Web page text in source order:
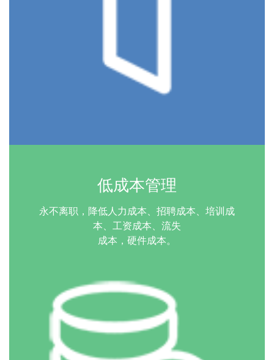
低成本管理
永不离职，降低人力成本、招聘成本、培训成
本、工资成本、流失
成本，硬件成本。